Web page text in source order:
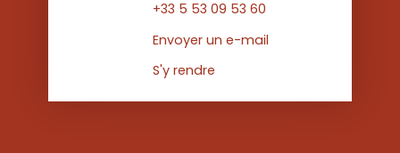
+33 5 53 09 53 60
Envoyer un e-mail
S'y rendre